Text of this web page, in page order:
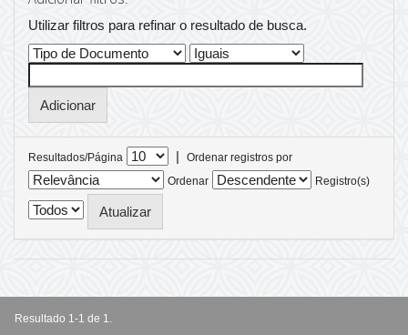
Utilizar filtros para refinar o resultado de busca.
Resultados/Página |
Ordenar registros por
Ordenar
Registro(s)
Resultado 1-1 de 1.